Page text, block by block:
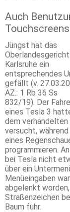
Auch
Jüngst hat das
Oberlandesgericht
Karlsruhe ein
entsprechendes
gefällt (v.
AZ.: 1 Rb 36 Ss
832/19). Der
eines Tesla 3
dem verhandelten
versucht, während
eines
programmieren.
bei Tesla nicht
über ein
Menüeingaben
abgelenkt
Straßenzeichen
Baum fuhr.